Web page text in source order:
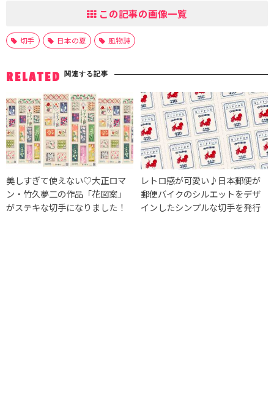
この記事の画像一覧
切手 日本の夏 風物詩
RELATED 関連する記事
美しすぎて使えない♡大正ロマ
ン・竹久夢二の作品「花図案」
がステキな切手になりました！
レトロ感が可愛い♪日本郵便が
郵便バイクのシルエットをデザ
インしたシンプルな切手を発行